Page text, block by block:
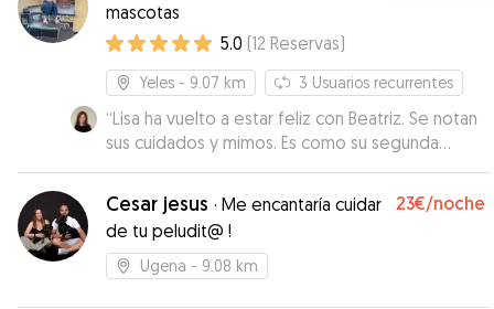
mascotas
5.0 (12 Reservas)
Yeles - 9.07 km 3 Usuarios recurrentes
“Lisa ha vuelto a estar feliz con Beatriz. Se notan
sus cuidados y mimos. Es como su segunda
familia y su casa de vacaciones.”
Cesar jesus · Me encantaría cuidar
de tu peludit@ !
23€/noche
Ugena - 9.08 km